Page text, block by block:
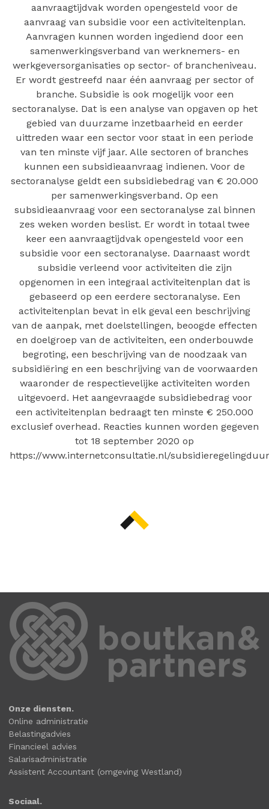
aanvraagtijdvak worden opengesteld voor de
aanvraag van subsidie voor een activiteitenplan.
Aanvragen kunnen worden ingediend door een
samenwerkingsverband van werknemers- en
werkgeversorganisaties op sector- of brancheniveau.
Er wordt gestreefd naar één aanvraag per sector of
branche. Subsidie is ook mogelijk voor een
sectoranalyse. Dat is een analyse van opgaven op het
gebied van duurzame inzetbaarheid en eerder
uittreden waar een sector voor staat in een periode
van ten minste vijf jaar. Alle sectoren of branches
kunnen een subsidieaanvraag indienen. Voor de
sectoranalyse geldt een subsidiebedrag van € 20.000
per samenwerkingsverband. Op een
subsidieaanvraag voor een sectoranalyse zal binnen
zes weken worden beslist. Er wordt in totaal twee
keer een aanvraagtijdvak opengesteld voor een
subsidie voor een sectoranalyse. Daarnaast wordt
subsidie verleend voor activiteiten die zijn
opgenomen in een integraal activiteitenplan dat is
gebaseerd op een eerdere sectoranalyse. Een
activiteitenplan bevat in elk geval een beschrijving
van de aanpak, met doelstellingen, beoogde effecten
en doelgroep van de activiteiten, een onderbouwde
begroting, een beschrijving van de noodzaak van
subsidiëring en een beschrijving van de voorwaarden
waaronder de respectievelijke activiteiten worden
uitgevoerd. Het aangevraagde subsidiebedrag voor
een activiteitenplan bedraagt ten minste € 250.000
exclusief overhead. Reacties kunnen worden gegeven
tot 18 september 2020 op
https://www.internetconsultatie.nl/
Onze diensten.
Online administratie
Belastingadvies
Financieel advies
Salarisadministratie
Assistent Accountant (omgeving Westland)
Sociaal.